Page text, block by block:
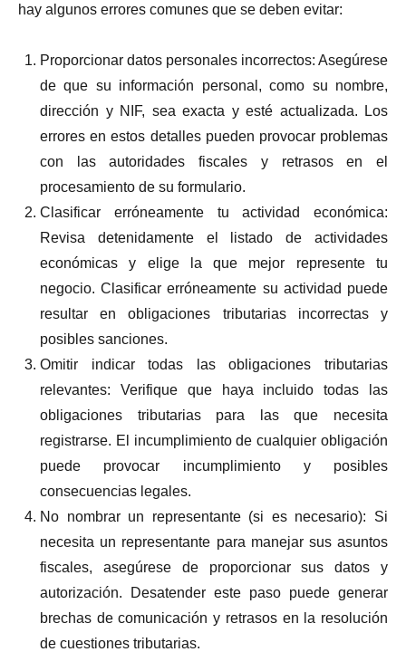
hay algunos errores comunes que se deben evitar:
Proporcionar datos personales incorrectos: Asegúrese
de que su información personal, como su nombre,
dirección y NIF, sea exacta y esté actualizada. Los
errores en estos detalles pueden provocar problemas
con las autoridades fiscales y retrasos en el
procesamiento de su formulario.
Clasificar erróneamente tu actividad económica:
Revisa detenidamente el listado de actividades
económicas y elige la que mejor represente tu
negocio. Clasificar erróneamente su actividad puede
resultar en obligaciones tributarias incorrectas y
posibles sanciones.
Omitir indicar todas las obligaciones tributarias
relevantes: Verifique que haya incluido todas las
obligaciones tributarias para las que necesita
registrarse. El incumplimiento de cualquier obligación
puede provocar incumplimiento y posibles
consecuencias legales.
No nombrar un representante (si es necesario): Si
necesita un representante para manejar sus asuntos
fiscales, asegúrese de proporcionar sus datos y
autorización. Desatender este paso puede generar
brechas de comunicación y retrasos en la resolución
de cuestiones tributarias.